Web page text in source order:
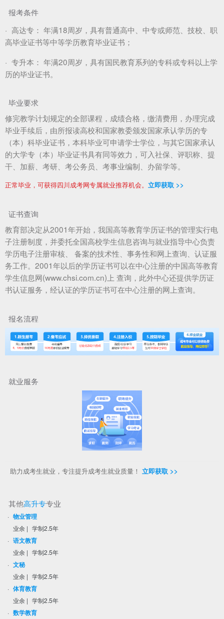
报考条件
· 高达专： 年满18周岁，具有普通高中、中专或师范、技校、职
高毕业证书等中等学历教育毕业证书；
· 专升本： 年满20周岁，具有国民教育系列的专科或专科以上学
历的毕业证书。
毕业要求
修完教学计划规定的全部课程，成绩合格，缴清费用，办理完成
毕业手续后，由所报读高校和国家教委颁发国家承认学历的专
（本）科毕业证书，本科毕业可申请学士学位，与其它国家承认
的大学专（本）毕业证书具有同等效力，可入社保、评职称、提
干、加薪、考研、考公务员、考事业编制、办留学等。
正常毕业，可获得四川成考网专属就业推荐机会。 立即获取 >>
证书查询
教育部决定从2001年开始，我国高等教育学历证书的管理实行电
子注册制度，并委托全国高校学生信息咨询与就业指导中心负责
学历电子注册审核、 备案的技术性、事务性和网上查询、认证服
务工作。2001年以后的学历证书可以在中心注册的中国高等教育
学生信息网(www.chsi.com.cn)上 查询，此外中心还提供学历证
书认证服务，经认证的学历证书可在中心注册的网上查询。
报名流程
就业服务
助力成考生就业，专注提升成考生就业质量！ 立即获取 >>
其他高升专专业
· 物业管理
业余 | 学制2.5年
· 语文教育
业余 | 学制2.5年
· 文秘
业余 | 学制2.5年
· 体育教育
业余 | 学制2.5年
· 数学教育